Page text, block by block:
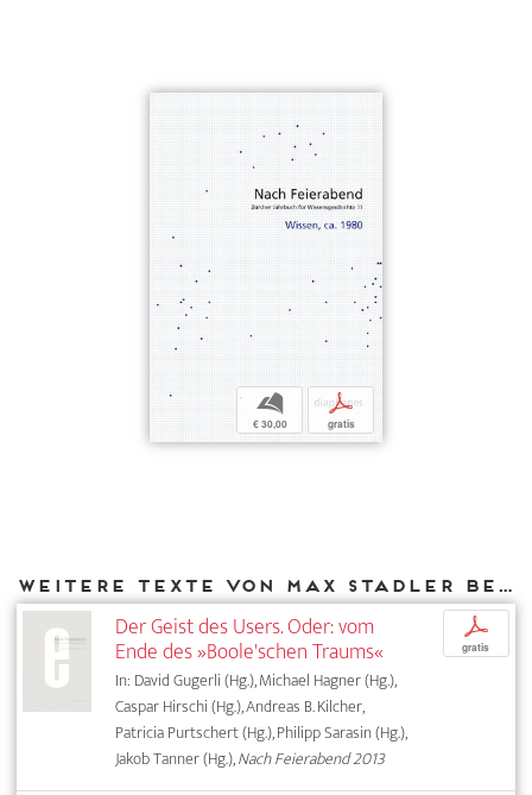
b
€ 30,00
p
gratis
Weitere Texte von Max Stadler bei DIAPHANES
Der Geist des Users. Oder: vom
Ende des »Boole'schen Traums«
In: David Gugerli (Hg.), Michael Hagner (Hg.),
Caspar Hirschi (Hg.), Andreas B. Kilcher,
Patricia Purtschert (Hg.), Philipp Sarasin (Hg.),
Jakob Tanner (Hg.),Nach Feierabend 2013
p
gratis